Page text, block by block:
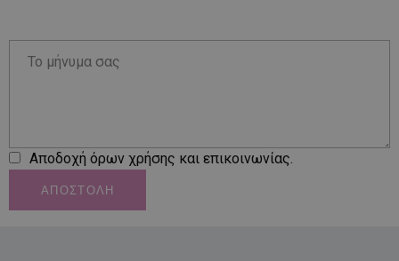
Αποδοχή όρων χρήσης και επικοινωνίας.